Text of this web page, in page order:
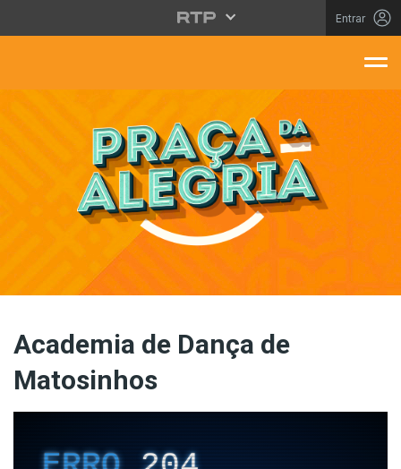
Saltar para o conteúdo principal
Entrar
Academia de Dança de
Matosinhos